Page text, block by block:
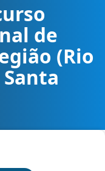
Regional de
de
(Rio